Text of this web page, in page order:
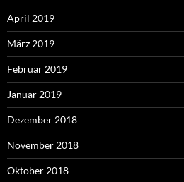
April 2019
März 2019
Februar 2019
Januar 2019
Dezember 2018
November 2018
Oktober 2018